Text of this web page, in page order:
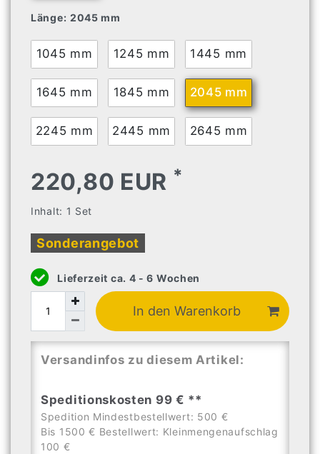
Länge: 2045 mm
1045 mm 1245 mm 1445 mm
1645 mm 1845 mm 2045 mm
2245 mm 2445 mm 2645 mm
220,80 EUR *
Inhalt: 1 Set
Sonderangebot
Lieferzeit ca. 4 - 6 Wochen
In den Warenkorb
Versandinfos zu diesem Artikel:
Speditionskosten 99 € **
Spedition Mindestbestellwert: 500 €
Bis 1500 € Bestellwert: Kleinmengenaufschlag
100 €